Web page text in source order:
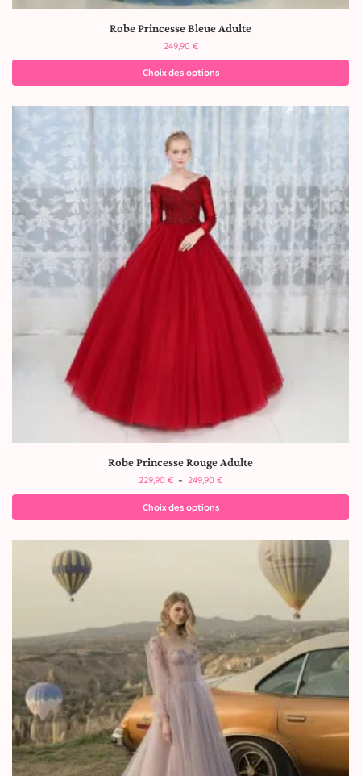
Robe Princesse Bleue Adulte
249,90 €
Choix des options
Robe Princesse Rouge Adulte
229,90 € – 249,90 €
Choix des options